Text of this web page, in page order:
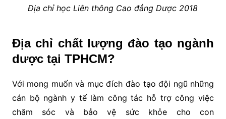
Địa chỉ học Liên thông Cao đẳng Dược 2018
Địa chỉ chất lượng đào tạo ngành
dược tại TPHCM?
Với mong muốn và mục đích đào tạo đội ngũ những
cán bộ ngành y tế làm công tác hỗ trợ công việc
chăm sóc và bảo vệ sức khỏe cho con